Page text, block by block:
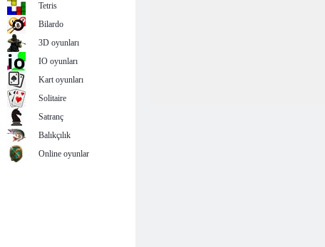
Tetris
Bilardo
3D oyunları
IO oyunları
Kart oyunları
Solitaire
Satranç
Balıkçılık
Online oyunlar